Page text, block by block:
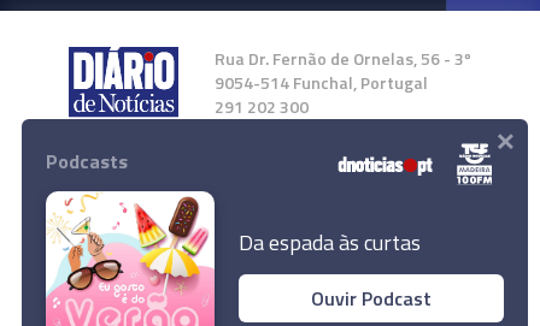
Rua Dr. Fernão de Ornelas, 56 - 3º
9054-514 Funchal, Portugal
291 202 300
Instale a nossa App
Podcasts
Da espada às curtas
Ouvir Podcast
×